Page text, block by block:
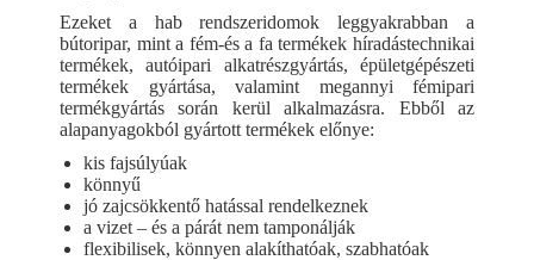
Ezeket a hab rendszeridomok leggyakrabban a
bútoripar, mint a fém-és a fa termékek híradástechnikai
termékek, autóipari alkatrészgyártás, épületgépészeti
termékek gyártása, valamint megannyi fémipari
termékgyártás során kerül alkalmazásra. Ebből az
alapanyagokból gyártott termékek előnye:
kis fajsúlyúak
könnyű
jó zajcsökkentő hatással rendelkeznek
a vizet – és a párát nem tamponálják
flexibilisek, könnyen alakíthatóak, szabhatóak